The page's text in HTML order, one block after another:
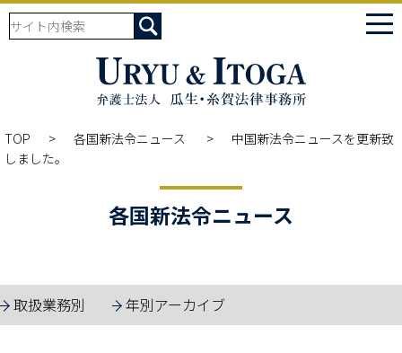
TOP 各国新法令ニュース
中国新法令ニュースを更新致
しました。
各国新法令ニュース
取扱業務別 年別アーカイブ